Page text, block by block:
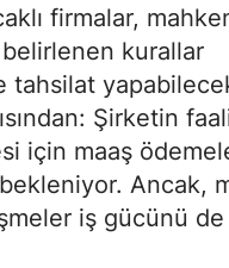
firmalar,
kurallar
tahsilat
Şirketin
için maaş
bekleniyor. Ancak,
iş gücünü de